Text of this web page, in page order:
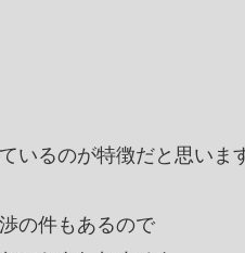
いるのが特徴だと思いま
の件もあるので